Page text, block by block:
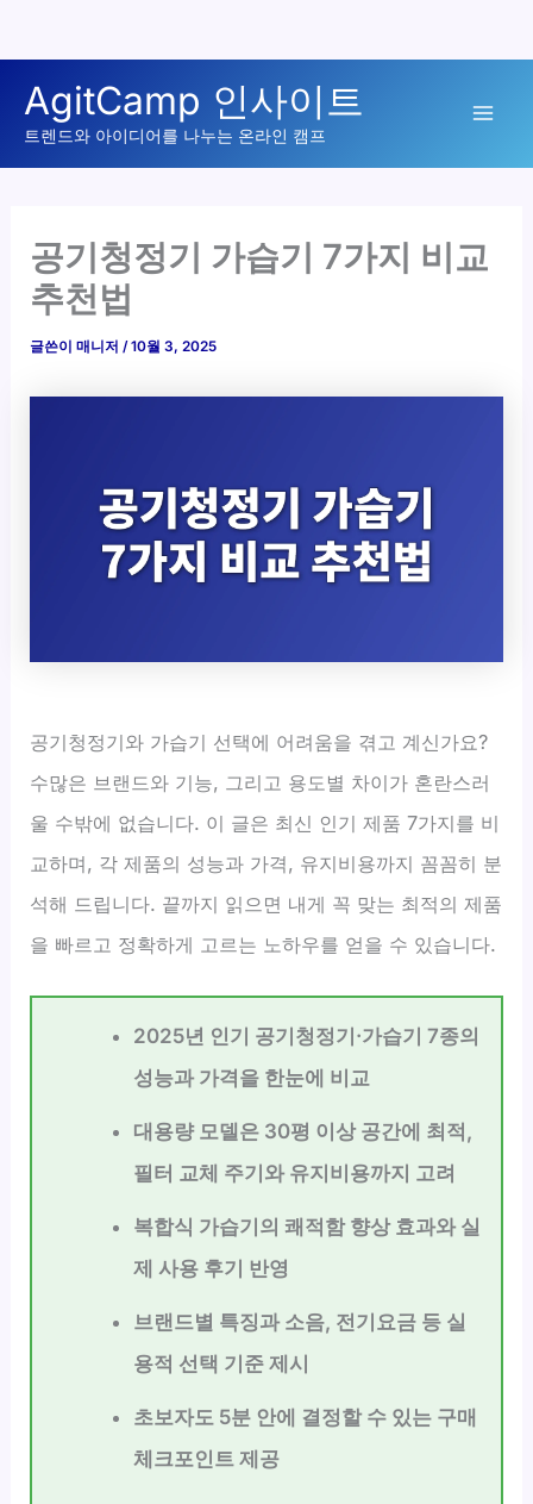
로
AgitCamp 인사이트
트렌드와 아이디어를 나누는 온라인 캠프
공기청정기 가습기 7가지 비교
추천법
글쓴이매니저/10월 3, 2025
공기청정기와 가습기 선택에 어려움을 겪고 계신가요?
수많은 브랜드와 기능, 그리고 용도별 차이가 혼란스러
울 수밖에 없습니다. 이 글은 최신 인기 제품 7가지를 비
교하며, 각 제품의 성능과 가격, 유지비용까지 꼼꼼히 분
석해 드립니다. 끝까지 읽으면 내게 꼭 맞는 최적의 제품
을 빠르고 정확하게 고르는 노하우를 얻을 수 있습니다.
2025년 인기 공기청정기·가습기 7종의
성능과 가격을 한눈에 비교
대용량 모델은 30평 이상 공간에 최적,
필터 교체 주기와 유지비용까지 고려
복합식 가습기의 쾌적함 향상 효과와 실
제 사용 후기 반영
브랜드별 특징과 소음, 전기요금 등 실
용적 선택 기준 제시
초보자도 5분 안에 결정할 수 있는 구매
체크포인트 제공